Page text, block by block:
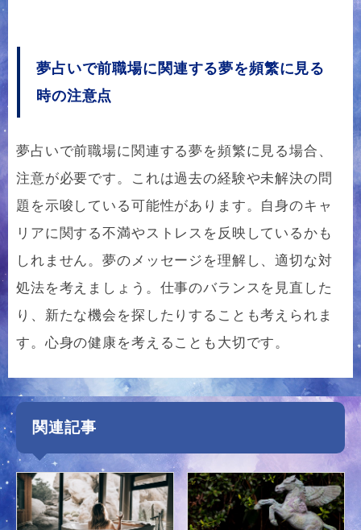
夢占いで前職場に関連する夢を頻繁に見る
時の注意点
夢占いで前職場に関連する夢を頻繁に見る場合、
注意が必要です。これは過去の経験や未解決の問
題を示唆している可能性があります。自身のキャ
リアに関する不満やストレスを反映しているかも
しれません。夢のメッセージを理解し、適切な対
処法を考えましょう。仕事のバランスを見直した
り、新たな機会を探したりすることも考えられま
す。心身の健康を考えることも大切です。
関連記事